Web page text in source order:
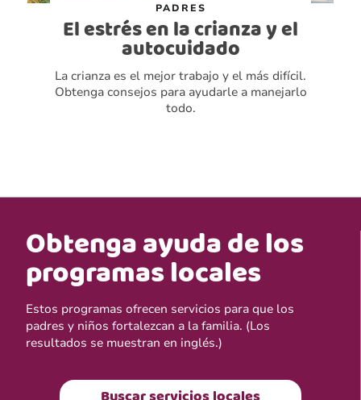
PADRES
El estrés en la crianza y el
autocuidado
La crianza es el mejor trabajo y el más difícil.
Obtenga consejos para ayudarle a manejarlo
todo.
Obtenga ayuda de los
programas locales
Estos programas ofrecen servicios para que los
padres y niños fortalezcan a la familia. (Los
resultados se muestran en inglés.)